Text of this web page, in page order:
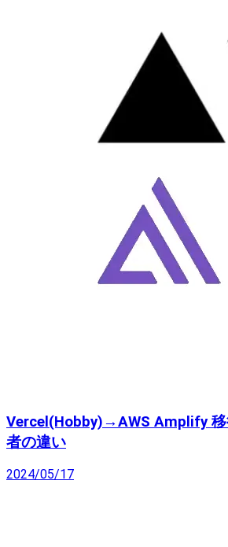
Vercel(Hobby)→AWS Amplify
者の違い
2024/05/17